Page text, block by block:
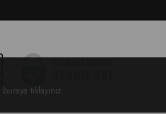
buraya tıklayınız